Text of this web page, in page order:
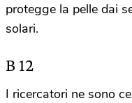
protegge la pelle dai
solari.
B 12
I ricercatori ne sono